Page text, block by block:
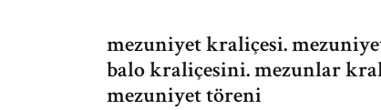
mezuniyet kraliçesi.
balo kraliçesini. mezunlar
mezuniyet töreni